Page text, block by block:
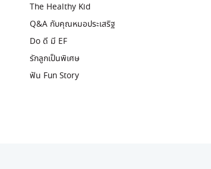
The Healthy Kid
Q&A กับคุณหมอประเสริฐ
Do ดี มี EF
รักลูกเป็นพิเศษ
ฟัน Fun Story